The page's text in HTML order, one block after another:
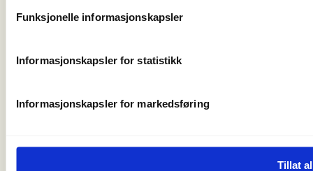
Funksjonelle informasjonskapsler
Informasjonskapsler for statistikk
Informasjonskapsler for markedsføring
Tillat
Friluftlivets år 2025
Personvern og informasjonskapsler